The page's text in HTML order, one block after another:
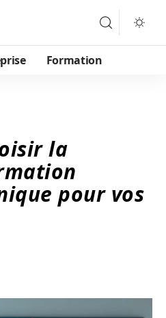
Formation
la
pour vos